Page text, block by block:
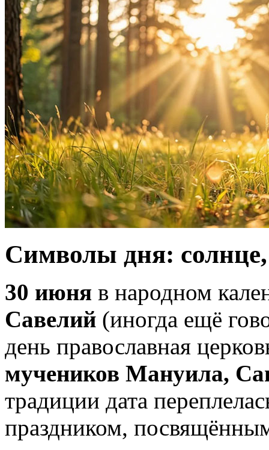
Символы дня: солнце,
30 июня в народном
Савелий (иногда ещё
день православная
мучеников Мануила,
традиции дата
праздником,